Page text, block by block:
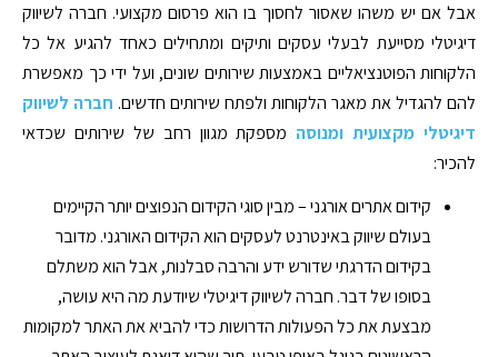
אבל אם יש משהו שאסור לחסוך בו הוא פרסום מקצועי. חברה לשיווק
דיגיטלי מסייעת לבעלי עסקים ותיקים ומתחילים כאחד להגיע אל כל
הלקוחות הפוטנציאליים באמצעות שירותים שונים, ועל ידי כך מאפשרת
להם להגדיל את מאגר הלקוחות ולפתח שירותים חדשים. חברה לשיווק
דיגיטלי מקצועית ומנוסה מספקת מגוון רחב של שירותים שכדאי
להכיר:
קידום אתרים אורגני – מבין סוגי הקידום הנפוצים יותר הקיימים
בעולם שיווק באינטרנט לעסקים הוא הקידום האורגני. מדובר
בקידום הדרגתי שדורש ידע והרבה סבלנות, אבל הוא משתלם
בסופו של דבר. חברה לשיווק דיגיטלי שיודעת מה היא עושה,
מבצעת את כל הפעולות הדרושות כדי להביא את האתר למקומות